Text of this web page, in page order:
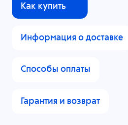
Как купить
Информация о доставке
Способы оплаты
Гарантия и возврат